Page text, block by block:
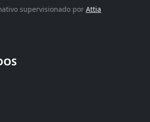
supervisionado por Attia